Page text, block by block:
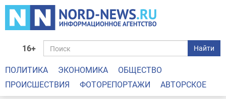
16+ Найти
ПОЛИТИКА ЭКОНОМИКА
ОБЩЕСТВО
ПРОИСШЕСТВИЯ
ФОТОРЕПОРТАЖИ АВТОРСКОЕ